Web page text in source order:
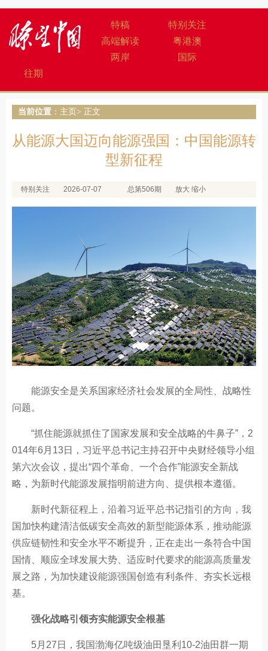
特稿
特别关注
高端解读
粤港澳
两岸
国际
往期
当前位置 ： 主页 > 正文
从能源大国迈向能源强国：中国能源转
型新征程
特别关注 2026-07-07 总第506期 放大 缩小
能源安全是关系国家经济社会发展的全局性、战略性
问题。
“抓住能源就抓住了国家发展和安全战略的牛鼻子”，2
014年6月13日，习近平总书记主持召开中央财经领导小组
第六次会议，提出“四个革命、一个合作”能源安全新战
略，为新时代能源发展指明前进方向、提供根本遵循。
新时代新征程上，沿着习近平总书记指引的方向，我
国加快构建清洁低碳安全高效的新型能源体系，推动能源
供应链韧性和安全水平不断提升，正在走出一条符合中国
国情、顺应全球发展大势、适应时代要求的能源高质量发
展之路，为加快建设能源强国创造有利条件、夯实长远根
基。
强化战略引领夯实能源安全根基
5月27日，我国渤海亿吨级油田垦利10-2油田群一期